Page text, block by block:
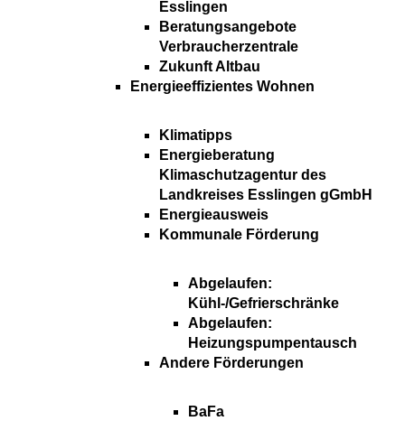
Esslingen
Beratungsangebote
Verbraucherzentrale
Zukunft Altbau
Energieeffizientes Wohnen
Klimatipps
Energieberatung
Klimaschutzagentur des
Landkreises Esslingen gGmbH
Energieausweis
Kommunale Förderung
Abgelaufen:
Kühl-/Gefrierschränke
Abgelaufen:
Heizungspumpentausch
Andere Förderungen
BaFa